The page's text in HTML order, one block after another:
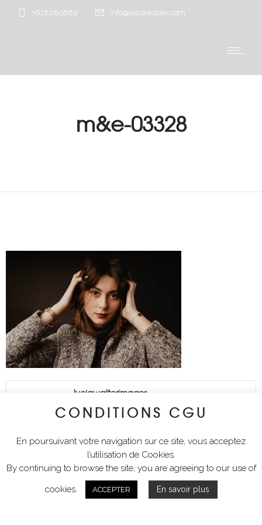
+618265689 info@lyciawalter.com
m&e-03328
lyciawalterimages
CONDITIONS CGU
En poursuivant votre navigation sur ce site, vous acceptez
l’utilisation de Cookies.
By continuing to browse the site, you are agreeing to our use of
cookies.
ACCEPTER En savoir plus